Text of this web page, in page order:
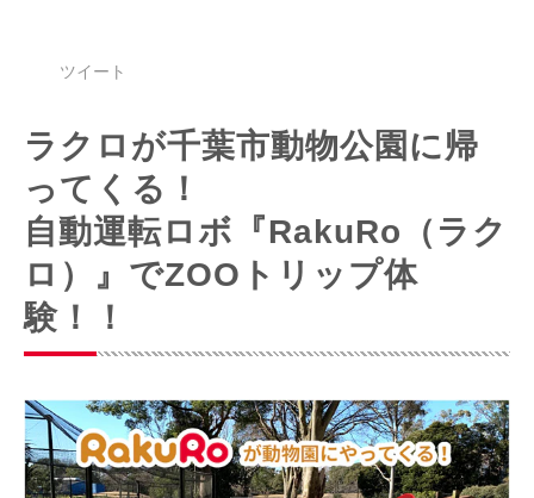
ツイート
ラクロが千葉市動物公園に帰
ってくる！
自動運転ロボ『RakuRo（ラク
ロ）』でZOOトリップ体
験！！